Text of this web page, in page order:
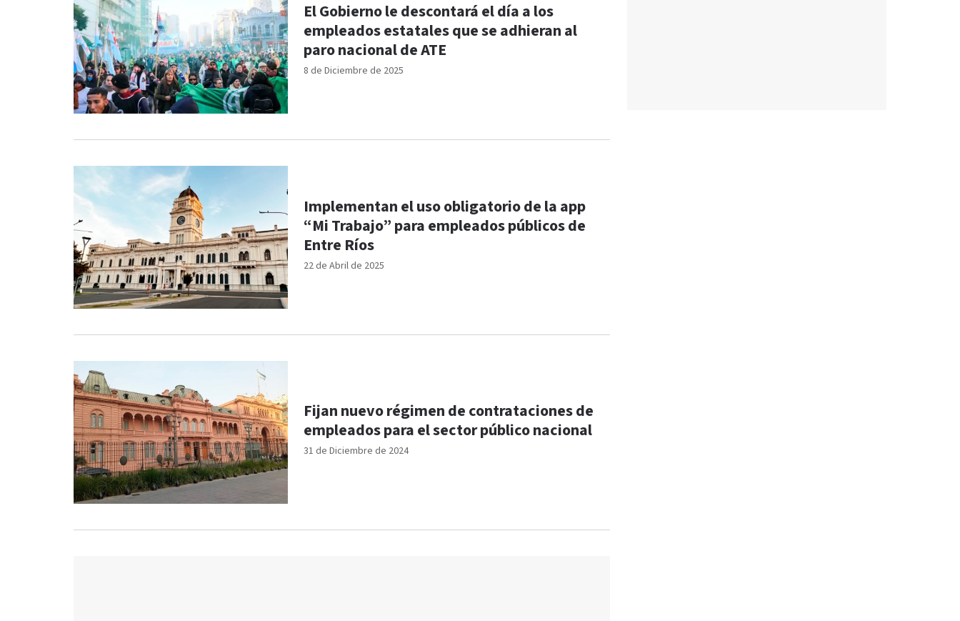
8 de Diciembre de 2025
El Gobierno le descontará el día a los
empleados estatales que se adhieran al
paro nacional de ATE
22 de Abril de 2025
Implementan el uso obligatorio de la app
“Mi Trabajo” para empleados públicos de
Entre Ríos
31 de Diciembre de 2024
Fijan nuevo régimen de contrataciones de
empleados para el sector público nacional